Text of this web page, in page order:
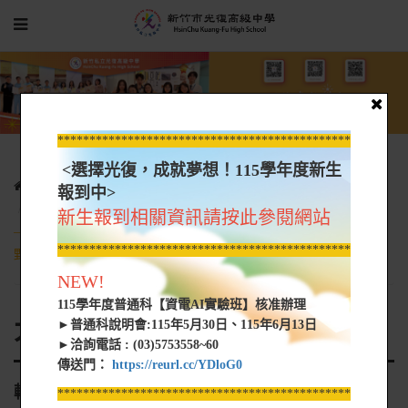
光復新聞
轉知 國立臺東大學華語文學系辦理2023第十二屆「臺東詩歌節
——Xanh．撩癒綠，mogaro！」之「草青青coˋ Qiangˊ Qiangˊ，綠
野相癒：青春╳混齡朗誦賽」活動辦法，歡迎師生參與
大學營隊資訊
轉知 國立臺東大學華語文學系辦理2023第十二屆
*****************************************************
<選擇光復，成就夢想！115學年度新生
報到中>
新生報到相關資訊請按此參閱網站
*****************************************************
NEW!
115學年度普通科【資電AI實驗班】核准辦理
►普通科說明會:115年5月30日、115年6月13日
►洽詢電話 : (03)5753558~60
傳送門： https://reurl.cc/YDloG0
*****************************************************